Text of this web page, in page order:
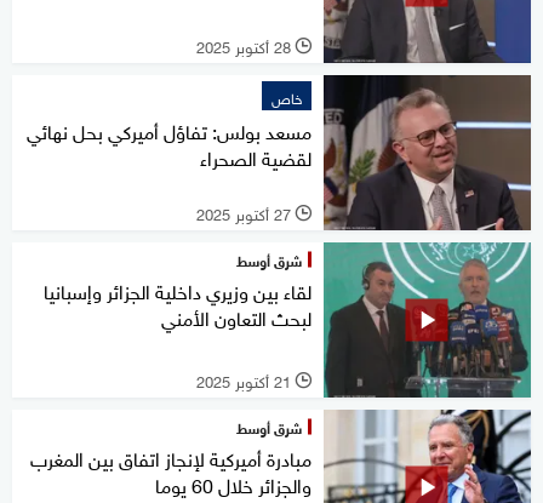
l 28 أكتوبر 2025
خاص
مسعد بولس: تفاؤل أميركي بحل نهائي
لقضية الصحراء
l 27 أكتوبر 2025
شرق أوسط
لقاء بين وزيري داخلية الجزائر وإسبانيا
لبحث التعاون الأمني
l 21 أكتوبر 2025
شرق أوسط
مبادرة أميركية لإنجاز اتفاق بين المغرب
والجزائر خلال 60 يوما